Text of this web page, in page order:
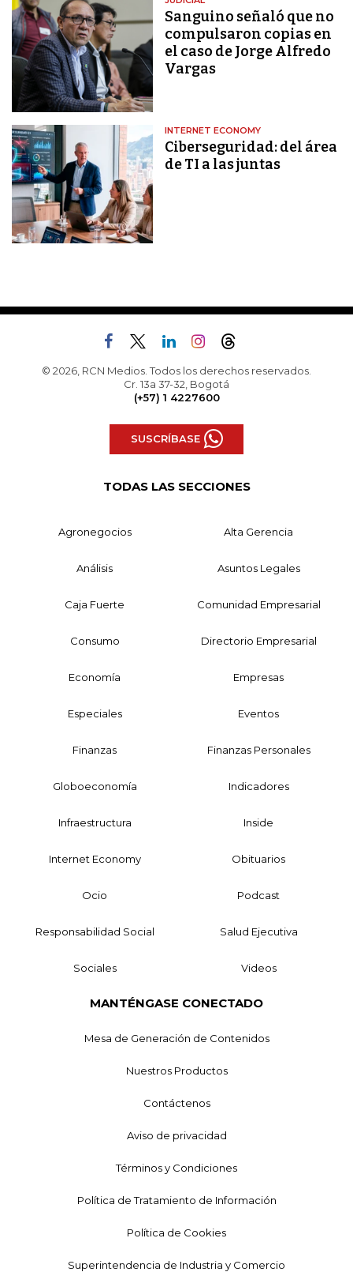
Sanguino señaló que no
compulsaron copias en
el caso de Jorge Alfredo
Vargas
INTERNET ECONOMY
Ciberseguridad: del área
de TI a las juntas
© 2026, RCN Medios. Todos los derechos reservados.
Cr. 13a 37-32, Bogotá
(+57) 1 4227600
SUSCRÍBASE
TODAS LAS SECCIONES
Agronegocios Alta Gerencia
Análisis Asuntos Legales
Caja Fuerte Comunidad Empresarial
Consumo Directorio Empresarial
Economía Empresas
Especiales Eventos
Finanzas Finanzas Personales
Globoeconomía Indicadores
Infraestructura Inside
Internet Economy Obituarios
Ocio Podcast
Responsabilidad Social Salud Ejecutiva
Sociales Videos
MANTÉNGASE CONECTADO
Mesa de Generación de Contenidos
Nuestros Productos
Contáctenos
Aviso de privacidad
Términos y Condiciones
Política de Tratamiento de Información
Política de Cookies
Superintendencia de Industria y Comercio